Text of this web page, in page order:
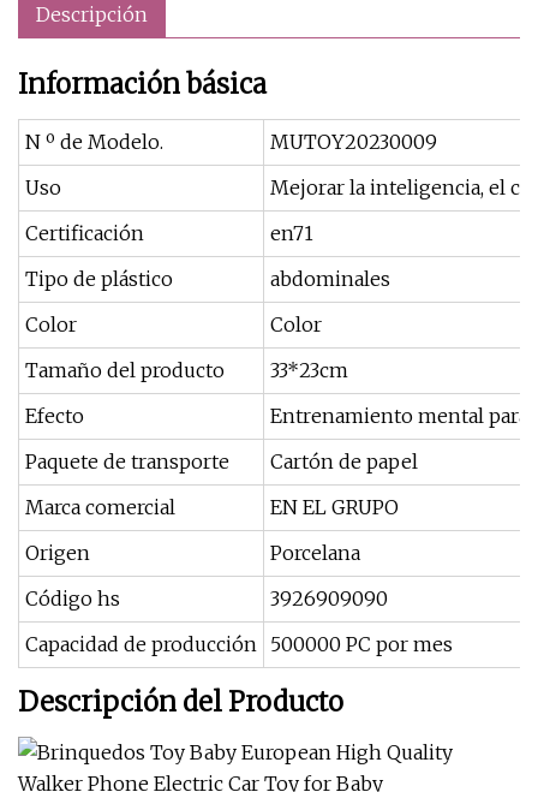
Descripción
Información básica
N º de Modelo.
MUTOY20230009
Uso
Mejorar la inteligencia, el
Certificación
en71
Tipo de plástico
abdominales
Color
Color
Tamaño del producto
33*23cm
Efecto
Entrenamiento mental para
Paquete de transporte
Cartón de papel
Marca comercial
EN EL GRUPO
Origen
Porcelana
Código hs
3926909090
Capacidad de producción 500000 PC por mes
Descripción del Producto